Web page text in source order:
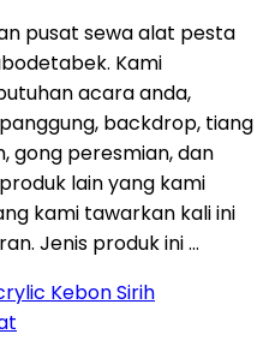
pusat sewa alat pesta
Kami
acara anda,
backdrop, tiang
gong peresmian, dan
lain yang kami
kami tawarkan kali ini
Jenis produk ini …